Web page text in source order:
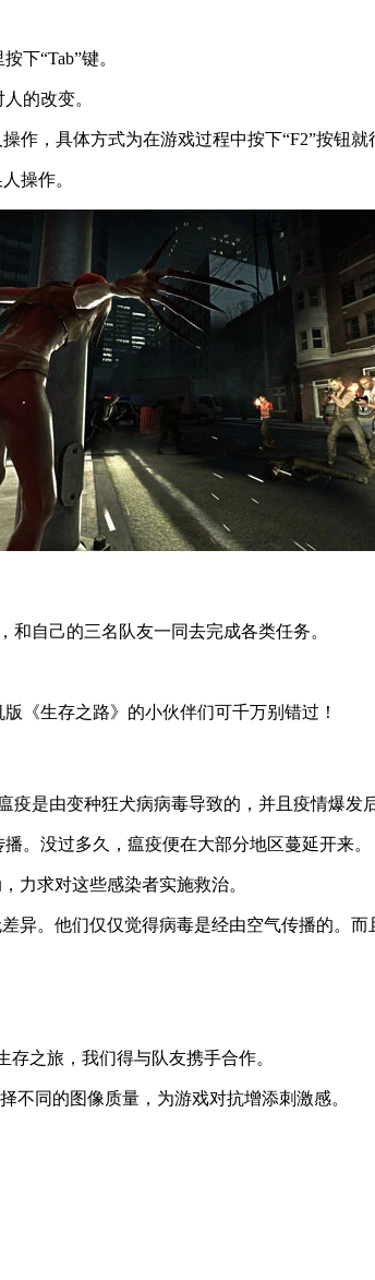
下“Tab”键。
的改变。
作，具体方式为在游戏过程中按下“F2”按钮就
操作。
自己的三名队友一同去完成各类任务。
《生存之路》的小伙伴们可千万别错过！
是由变种狂犬病病毒导致的，并且疫情爆发
。没过多久，瘟疫便在大部分地区蔓延开来。
力求对这些感染者实施救治。
。他们仅仅觉得病毒是经由空气传播的。而
之旅，我们得与队友携手合作。
不同的图像质量，为游戏对抗增添刺激感。